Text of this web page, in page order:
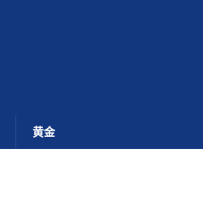
黄金